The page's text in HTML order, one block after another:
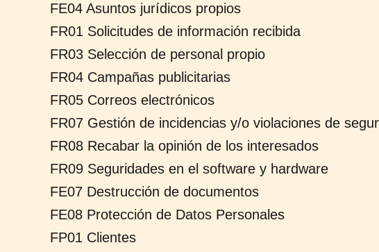
FE04 Asuntos jurídicos propios
FR01 Solicitudes de información recibida
FR03 Selección de personal propio
FR04 Campañas publicitarias
FR05 Correos electrónicos
FR07 Gestión de incidencias y/o violaciones de
FR08 Recabar la opinión de los interesados
FR09 Seguridades en el software y hardware
FE07 Destrucción de documentos
FE08 Protección de Datos Personales
FP01 Clientes